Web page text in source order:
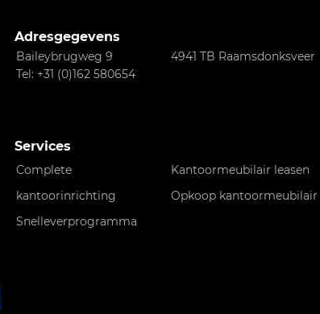
Adresgegevens
Baileybrugweg 9
4941 TB Raamsdonksveer
Tel: +31 (0)162 580654
Services
Complete
kantoorinrichting
Kantoormeubilair leasen
Opkoop kantoormeubilair
Snelleverprogramma